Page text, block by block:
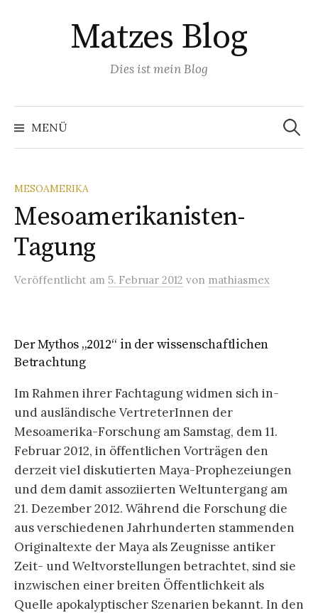
Matzes Blog
Dies ist mein Blog
MENÜ
Suchen
nach:
MESOAMERIKA
Mesoamerikanisten-
Tagung
Veröffentlicht am 5. Februar 2012 von mathiasmex
Der Mythos „2012“ in der wissenschaftlichen
Betrachtung
Im Rahmen ihrer Fachtagung widmen sich in-
und ausländische VertreterInnen der
Mesoamerika-Forschung am Samstag, dem 11.
Februar 2012, in öffentlichen Vorträgen den
derzeit viel diskutierten Maya-Prophezeiungen
und dem damit assoziierten Weltuntergang am
21. Dezember 2012. Während die Forschung die
aus verschiedenen Jahrhunderten stammenden
Originaltexte der Maya als Zeugnisse antiker
Zeit- und Weltvorstellungen betrachtet, sind sie
inzwischen einer breiten Öffentlichkeit als
Quelle apokalyptischer Szenarien bekannt. In den